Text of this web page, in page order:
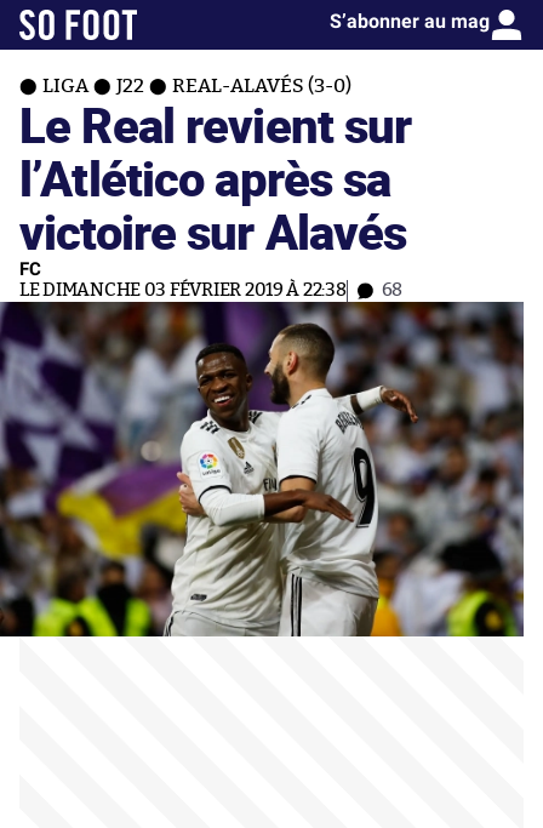
S’abonner au mag
LIGA J22 REAL-ALAVÉS (3-0)
Le Real revient sur
l’Atlético après sa
victoire sur Alavés
FC
LE DIMANCHE 03 FÉVRIER 2019 À 22:38 68